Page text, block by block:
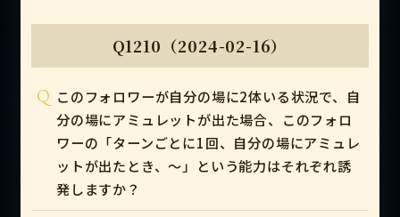
Q1210（2024-02-16）
Q このフォロワーが自分の場に2体いる状況で、自
分の場にアミュレットが出た場合、このフォロ
ワーの「ターンごとに1回、自分の場にアミュレ
ットが出たとき、～」という能力はそれぞれ誘
発しますか？